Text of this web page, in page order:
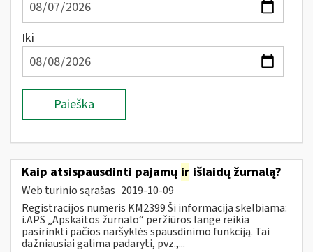
Iki
Paieška
Kaip atsispausdinti pajamų ir išlaidų žurnalą?
Web turinio sąrašas 2019-10-09
Registracijos numeris KM2399 Ši informacija skelbiama:
i.APS „Apskaitos žurnalo“ peržiūros lange reikia
pasirinkti pačios naršyklės spausdinimo funkciją. Tai
dažniausiai galima padaryti, pvz.,...